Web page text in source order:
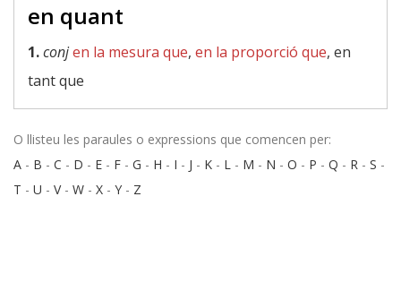
en quant
1.conjen la mesura que, en la proporció que, en
tant que
O llisteu les paraules o expressions que comencen per:
A - B - C - D - E - F - G - H - I - J - K - L - M - N - O - P - Q - R - S -
T - U - V- W - X - Y - Z